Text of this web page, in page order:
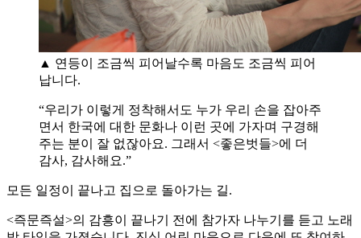
▲ 연등이 조금씩 피어날수록 마음도 조금씩 피어
납니다.
“우리가 이렇게 정착해서도 누가 우리 손을 잡아주
면서 한국에 대한 문화나 이런 곳에 가자며 구경해
주는 분이 잘 없잖아요. 그래서 <좋은벗들>에 더
감사, 감사해요.”
모든 일정이 끝나고 집으로 돌아가는 길.
<즉문즉설>의 감흥이 끝나기 전에 참가자 나누기를 듣고 노래